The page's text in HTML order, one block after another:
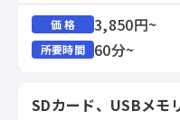
価 格 3,850円~
所要時間 60分~
SDカード、USBメモ